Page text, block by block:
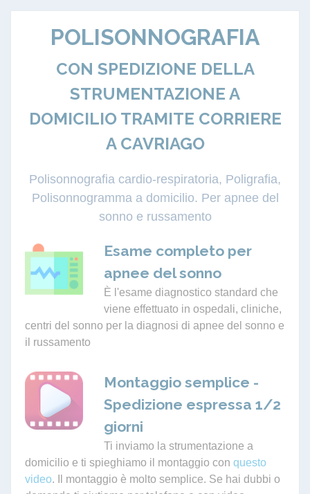
POLISONNOGRAFIA
CON SPEDIZIONE DELLA
STRUMENTAZIONE A
DOMICILIO TRAMITE CORRIERE
A CAVRIAGO
Polisonnografia cardio-respiratoria, Poligrafia,
Polisonnogramma a domicilio. Per apnee del
sonno e russamento
Esame completo per
apnee del sonno
È l'esame diagnostico standard che
viene effettuato in ospedali, cliniche,
centri del sonno per la diagnosi di apnee del sonno e
il russamento
Montaggio semplice -
Spedizione espressa 1/2
giorni
Ti inviamo la strumentazione a
domicilio e ti spieghiamo il montaggio con questo
video. Il montaggio è molto semplice. Se hai dubbi o